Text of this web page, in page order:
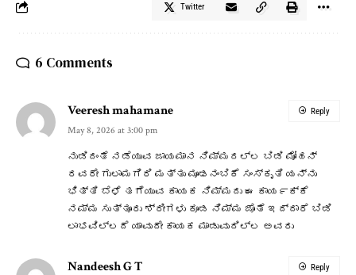
Twitter
6 Comments
Veeresh mahamane
May 8, 2026 at 3:00 pm
ನುಡಿದಂತೆ ನಡೆಯುವ ಜಾಯಮಾನ ನಿಮ್ಮದಲ್ಲ ಬಿಡಿ ಮೋಹನ್
ರವರೇ ಗುಲಾಮಗಿರಿ ಮತ್ತು ಮೂಢನಂಬಿಕೆ ಸಂಸ್ಕೃತಿ ಯನ್ನು
ಭಿತ್ತಿ ಬೆಳೆ ತಗೆಯುವ ಕಾಯಕ ನಿಮ್ಮದು ಈ ಕಾಯ೯ಕ್ಕೆ
ನಮ್ಮ ಸುತ್ತೂರು ಶ್ರೀಗಳು ಕೂಡ ನಿಮ್ಮ ಜೊತೆ ಇದ್ದಾರೆ ಬಿಡಿ
ಲಾಭವಿಲ್ಲದೆ ಯಾವುದೇ ಕಾಯಕ ಮಾಡುವುದಿಲ್ಲ ಅವರು
Reply
Nandeesh G T Reply